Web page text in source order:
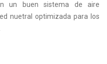
un buen sistema de aire
nuetral optimizada para los